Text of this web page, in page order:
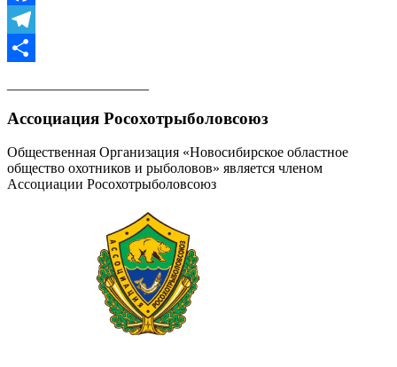
Facebook
Telegram
Ассоциация Росохотрыболовсоюз
Общественная Организация «Новосибирское областное
общество охотников и рыболовов» является членом
Ассоциации Росохотрыболовсоюз